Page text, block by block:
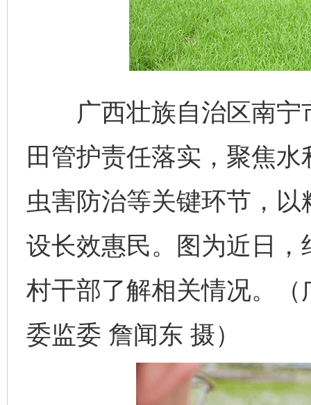
广西壮族自治区南宁
田管护责任落实，聚焦
虫害防治等关键环节，
设长效惠民。图为近日
村干部了解相关情况。
委监委 詹闻东 摄）